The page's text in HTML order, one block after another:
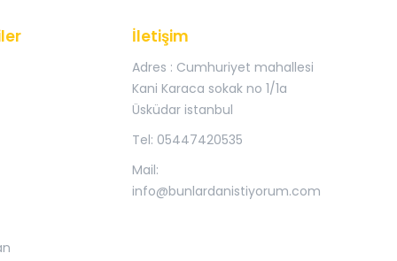
İletişim
Adres : Cumhuriyet mahallesi
Kani Karaca sokak no 1/1a
Üsküdar istanbul
Tel: 05447420535
Mail:
info@bunlardanistiyorum.com